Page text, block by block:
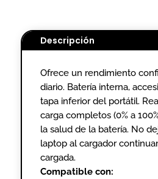
Descripción
Ofrece un rendimiento
diario. Batería interna,
tapa inferior del portátil.
carga completos (0% a
la salud de la batería. No
laptop al cargador
cargada.
Compatible con: